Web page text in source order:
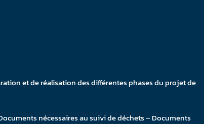
et de réalisation des différentes phases du projet de
nécessaires au suivi de déchets – Documents